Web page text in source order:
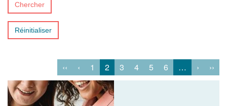
Chercher
Réinitialiser
‹‹ ‹ 1 2 3 4 5 6 … › ››